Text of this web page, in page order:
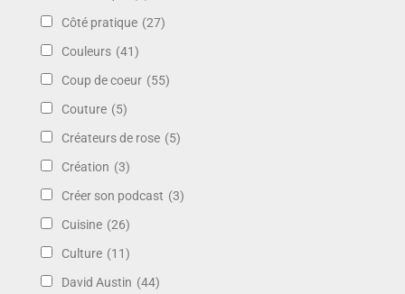
Côté pratique (27)
Couleurs (41)
Coup de coeur (55)
Couture (5)
Créateurs de rose (5)
Création (3)
Créer son podcast (3)
Cuisine (26)
Culture (11)
David Austin (44)